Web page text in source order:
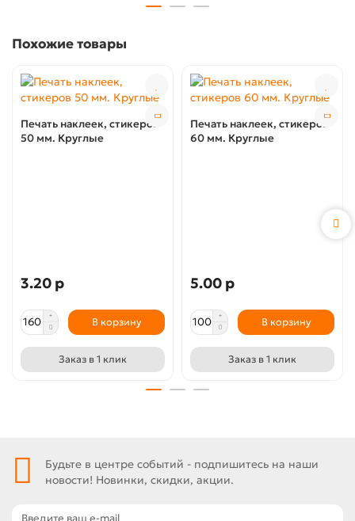
Похожие товары
Печать наклеек, стикеров
50 мм. Круглые
3.20 р
В корзину
Заказ в 1 клик
Печать наклеек, стикеров
60 мм. Круглые
5.00 р
В корзину
Заказ в 1 клик
Будьте в центре событий - подпишитесь на наши
новости! Новинки, скидки, акции.